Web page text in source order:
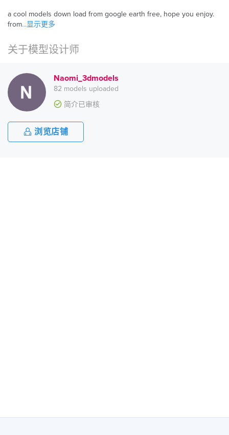
a cool models down load from google earth free, hope you enjoy.
from...显示更多
关于模型设计师
Naomi_3dmodels
82 models uploaded
简介已审核
浏览店铺